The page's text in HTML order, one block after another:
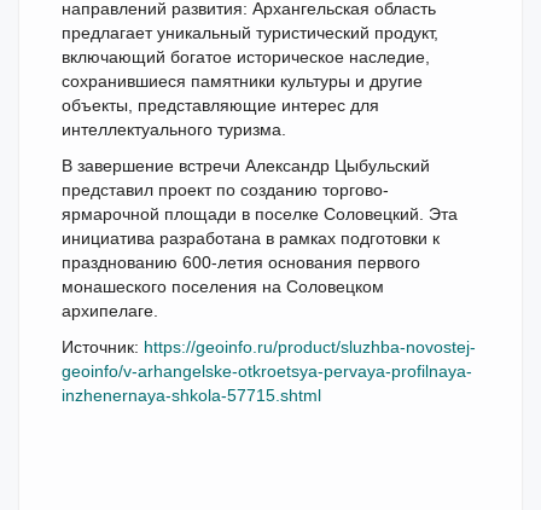
направлений развития: Архангельская область
предлагает уникальный туристический продукт,
включающий богатое историческое наследие,
сохранившиеся памятники культуры и другие
объекты, представляющие интерес для
интеллектуального туризма.
В завершение встречи Александр Цыбульский
представил проект по созданию торгово-
ярмарочной площади в поселке Соловецкий. Эта
инициатива разработана в рамках подготовки к
празднованию 600-летия основания первого
монашеского поселения на Соловецком
архипелаге.
Источник: https://geoinfo.ru/product/sluzhba-novostej-
geoinfo/v-arhangelske-otkroetsya-pervaya-profilnaya-
inzhenernaya-shkola-57715.shtml